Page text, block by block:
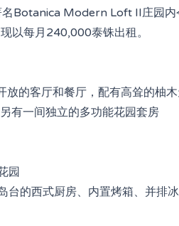
Botanica Modern Loft II庄园内
以每月240,000泰铢出租。
的客厅和餐厅，配有高耸的柚
有一间独立的多功能花园套房
园
台的西式厨房、内置烤箱、并排